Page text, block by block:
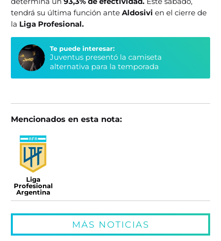
tendrá su última función anteAldosivi en el cierre de
la Liga Profesional.
Te puede interesar:
Juventus presentó la camiseta
alternativa para la temporada
Mencionados en esta nota:
Liga
Profesional
Argentina
MÁS NOTICIAS